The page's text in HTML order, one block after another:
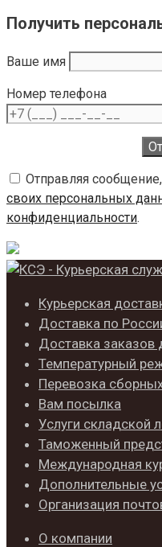
Получить
Ваше имя
Номер телефона
Отправляя
своих персональных
конфиденциальности.
Курьерская
Доставка по
Доставка заказов
Температурный
Перевозка
Вам посылка
Услуги складской
Таможенный
Международная
Дополнительные
Организация
О компании